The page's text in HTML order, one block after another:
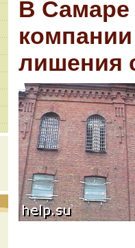
В Самаре
лишения